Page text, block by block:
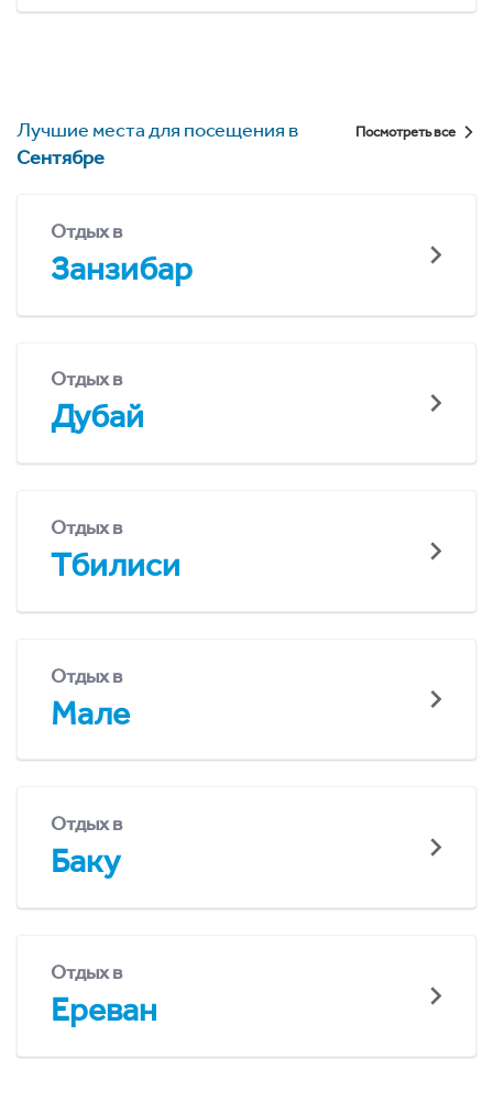
Лучшие места для посещения в
Сентябре
Посмотреть все
Отдых в
Занзибар
Отдых в
Дубай
Отдых в
Тбилиси
Отдых в
Мале
Отдых в
Баку
Отдых в
Ереван